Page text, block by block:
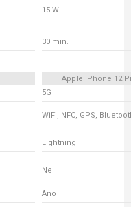
15 W
30 min.
Apple iPhone 12
5G
WiFi, NFC, GPS,
Lightning
Ne
Ano